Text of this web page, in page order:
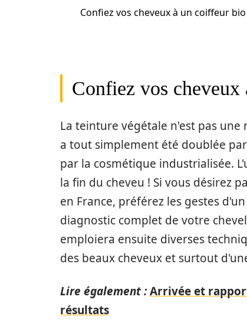
Confiez vos cheveux à un coiffeur bio
Confiez vos
La teinture végétale n'est pas une
a tout simplement été doublée
par la cosmétique industrialisée.
la fin du cheveu ! Si vous désirez
en France, préférez les gestes
diagnostic complet de votre
emploiera ensuite diverses
des beaux cheveux et surtout
Lire également :Arrivée et
résultats